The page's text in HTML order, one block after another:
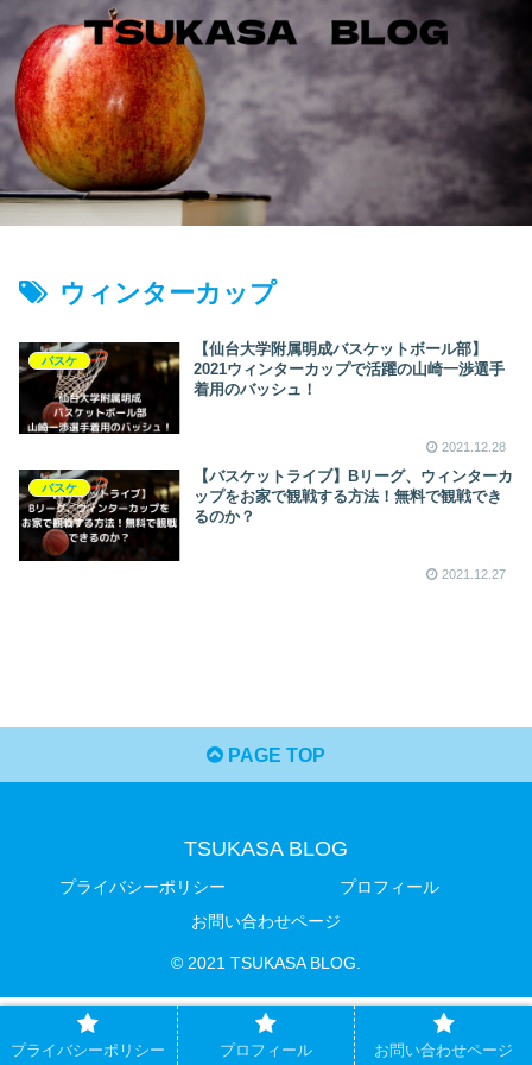
ウィンターカップ
バスケ
【仙台大学附属明成バスケットボール部】
2021ウィンターカップで活躍の山崎一渉選手
着用のバッシュ！
2021.12.28
バスケ
【バスケットライブ】Bリーグ、ウィンターカ
ップをお家で観戦する方法！無料で観戦でき
るのか？
2021.12.27
PAGE TOP
TSUKASA BLOG
プライバシーポリシー
プロフィール
お問い合わせページ
© 2021 TSUKASA BLOG.
プライバシーポリシー プロフィール お問い合わせページ